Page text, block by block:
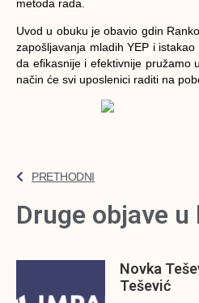
metoda rada.
Uvod u obuku je obavio gdin
zapošljavanja mladih YEP i
da efikasnije i efektivnije pružamo
način će svi uposlenici raditi na
PRETHODNI
Druge objave
Novka
Tešević